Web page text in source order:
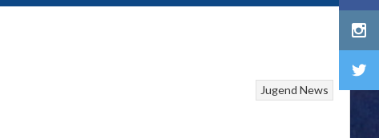
Jugend News